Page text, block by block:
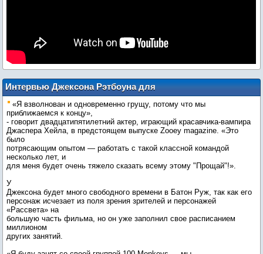
Интервью Джексона Рэтбоуна для
Zooey Magazine
«Я взволнован и одновременно грущу, потому что мы
приближаемся к концу»,
- говорит двадцатипятилетний актер, играющий красавчика-вампира
Джаспера Хейла, в предстоящем выпуске Zooey magazine. «Это
было
потрясающим опытом — работать с такой классной командой
несколько лет, и
для меня будет очень тяжело сказать всему этому "Прощай"!».
У
Джексона будет много свободного времени в Батон Руж, так как его
персонаж исчезает из поля зрения зрителей и персонажей
«Рассвета» на
большую часть фильма, но он уже заполнил свое расписанием
миллионом
других занятий.